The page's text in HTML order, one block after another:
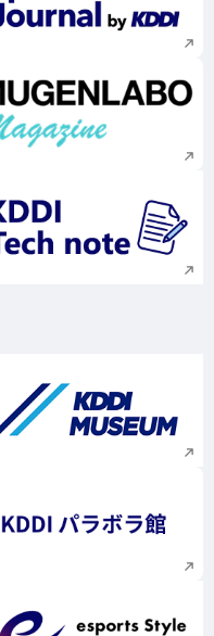
新規ウィンドウで
新規ウィンドウで
新規ウィンドウで
新規ウィンドウで
新規ウィンドウで